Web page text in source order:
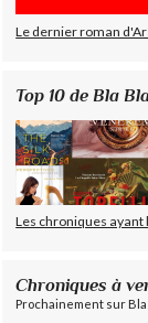
Le dernier roman
Top 10 de Bla
Les chroniques ayant
Chroniques à
Prochainement sur Bla